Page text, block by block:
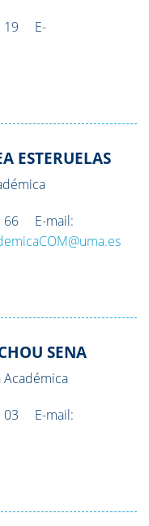
19 E-
ESTERUELAS
66 E-mail:
SENA
Académica
03 E-mail: